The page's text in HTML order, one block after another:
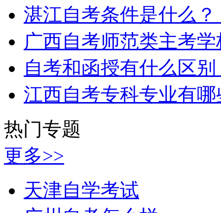
湛江自考条件是什么？
广西自考师范类主考
自考和函授有什么区别
江西自考专科专业有哪
热门专题
更多>>
天津自学考试